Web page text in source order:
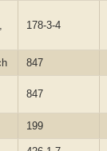
178-3-4
847
847
199